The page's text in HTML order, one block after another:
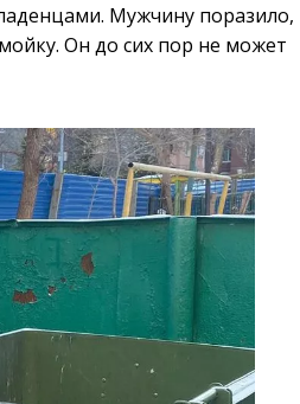
Мужчину поразило,
Он до сих пор не может